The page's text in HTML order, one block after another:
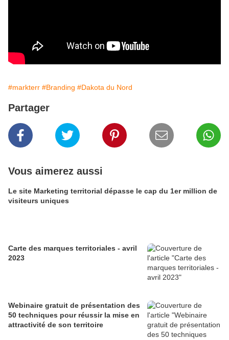
#markterr #Branding #Dakota du Nord
Partager
Vous aimerez aussi
Le site Marketing territorial dépasse le cap du 1er million de
visiteurs uniques
Carte des marques territoriales - avril
2023
Webinaire gratuit de présentation des
50 techniques pour réussir la mise en
attractivité de son territoire